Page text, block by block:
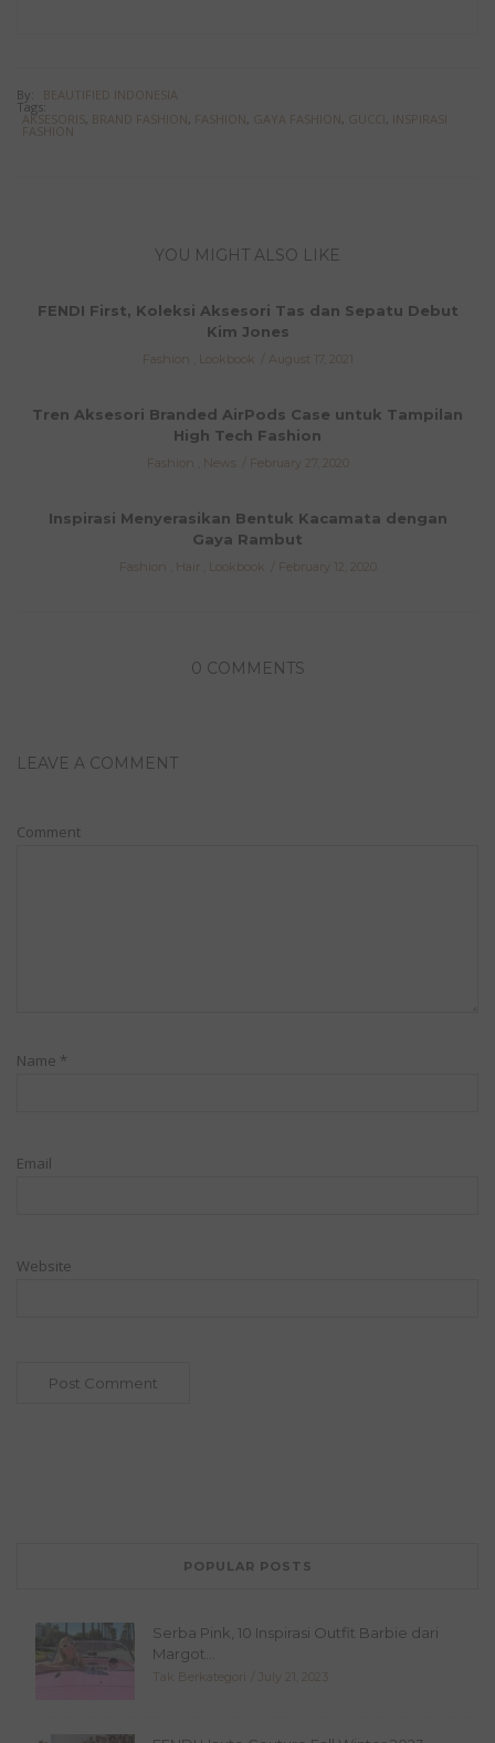
By: BEAUTIFIED INDONESIA
Tags:
AKSESORIS, BRAND FASHION, FASHION, GAYA FASHION, GUCCI, INSPIRASI
FASHION
YOU MIGHT ALSO LIKE
FENDI First, Koleksi Aksesori Tas dan Sepatu Debut
Kim Jones
Fashion Lookbook August 17, 2021
Tren Aksesori Branded AirPods Case untuk Tampilan
High Tech Fashion
Fashion News February 27, 2020
Inspirasi Menyerasikan Bentuk Kacamata dengan
Gaya Rambut
Fashion Hair Lookbook February 12, 2020
0 COMMENTS
LEAVE A COMMENT
Comment
Name *
Email
Website
POPULAR POSTS
Serba Pink, 10 Inspirasi Outfit Barbie dari
Margot...
Tak Berkategori July 21, 2023